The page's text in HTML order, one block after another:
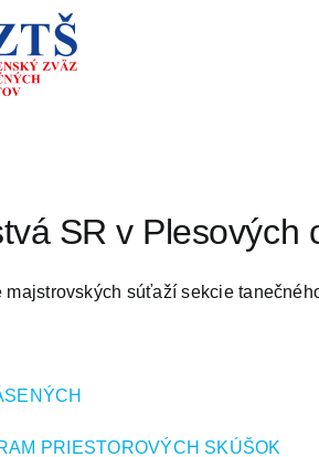
SR v
majstrovských súťaží sekcie
PRIESTOROVÝCH SKÚŠOK